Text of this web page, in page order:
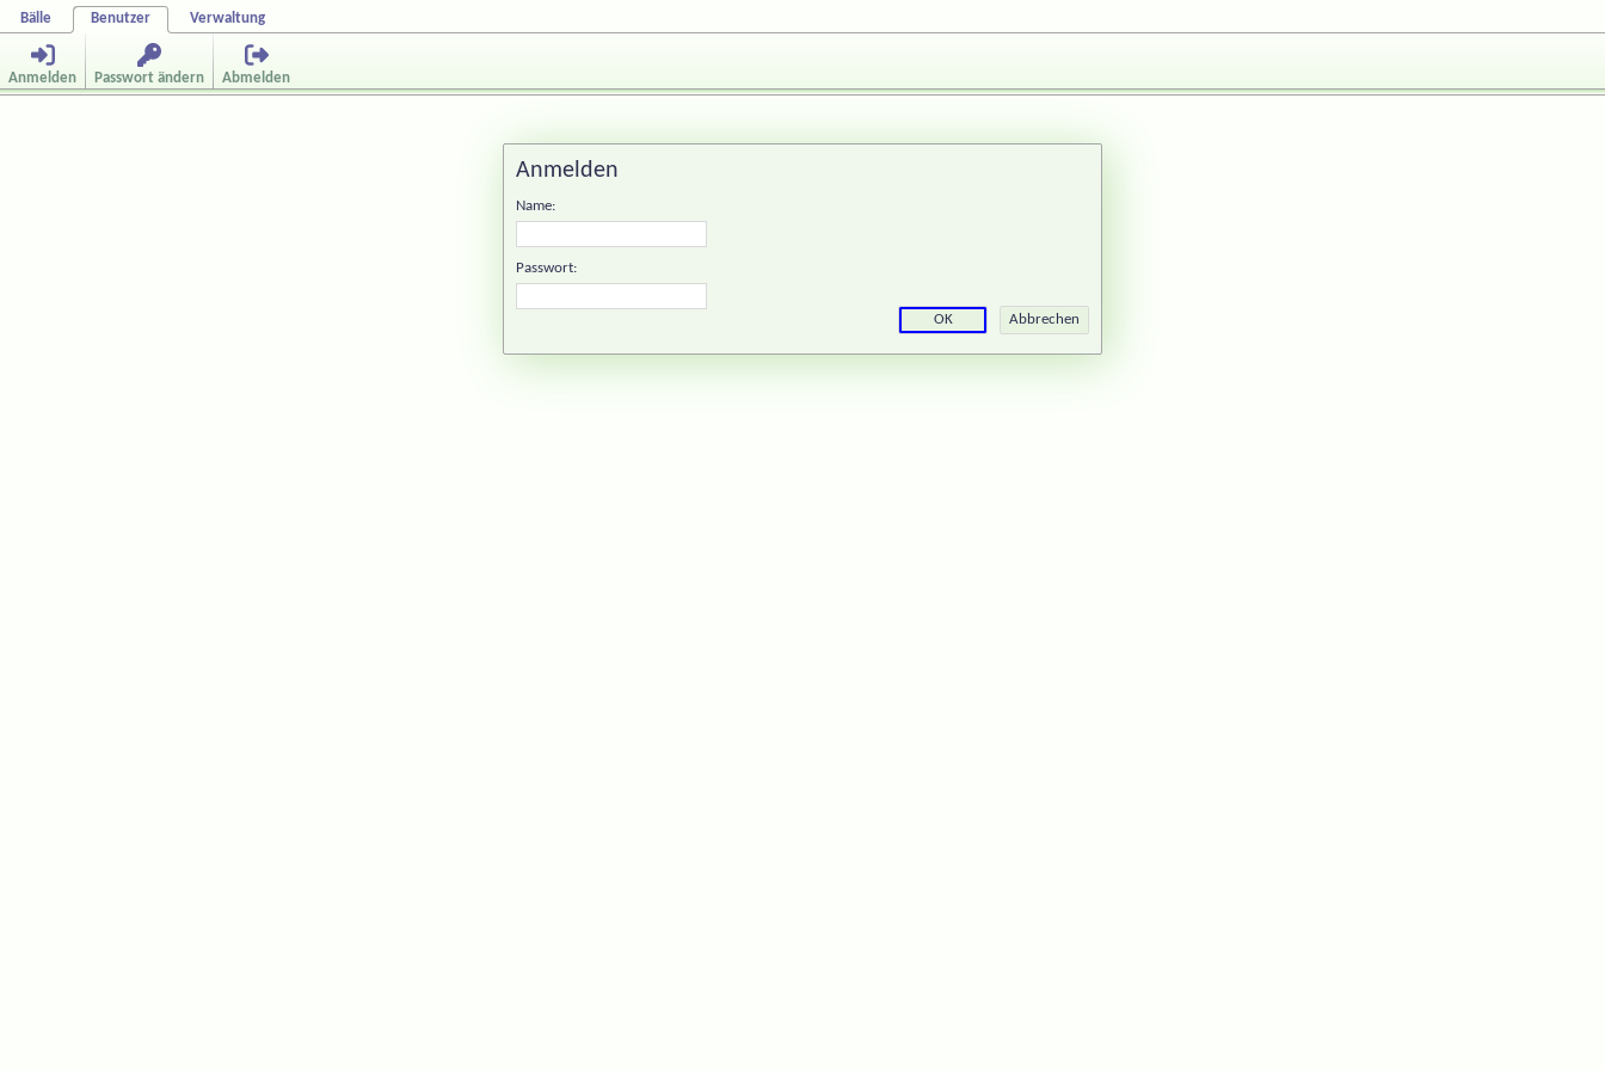
Bälle Benutzer Verwaltung
Anmelden Passwort ändern Abmelden
Anmelden
Name:
Passwort: